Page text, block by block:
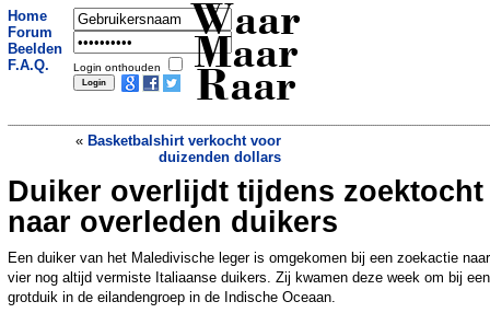
Home
Forum
Beelden
F.A.Q.
Login onthouden
Waar
Maar
Raar
« Basketbalshirt verkocht voor
duizenden dollars
Kakkerlak uitgerust met duikpak voor
reddingsoperaties
»
Duiker overlijdt tijdens zoektocht
naar overleden duikers
Een duiker van het Maledivische leger is omgekomen bij een zoekactie
vier nog altijd vermiste Italiaanse duikers. Zij kwamen deze week om bij een
grotduik in de eilandengroep in de Indische Oceaan.